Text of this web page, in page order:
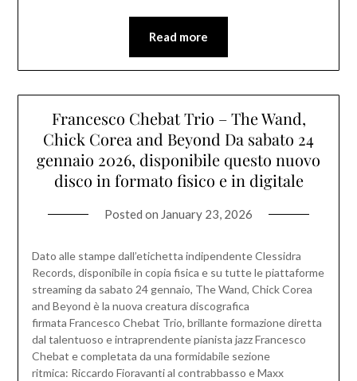
Read more
Francesco Chebat Trio – The Wand,
Chick Corea and Beyond Da sabato 24
gennaio 2026, disponibile questo nuovo
disco in formato fisico e in digitale
Posted on January 23, 2026
Dato alle stampe dall’etichetta indipendente Clessidra
Records, disponibile in copia fisica e su tutte le piattaforme
streaming da sabato 24 gennaio, The Wand, Chick Corea
and Beyond è la nuova creatura discografica
firmata Francesco Chebat Trio, brillante formazione diretta
dal talentuoso e intraprendente pianista jazz Francesco
Chebat e completata da una formidabile sezione
ritmica: Riccardo Fioravanti al contrabbasso e Maxx